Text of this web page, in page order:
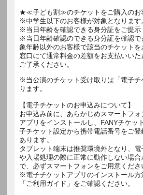
★≪子ども割≫のチケットをご購入のお
※中学生以下のお客様が対象となります
※当日年齢を確認できる身分証をご提示
※当日年齢確認のできる身分証を確認で
象年齢以外のお客様で該当のチケット
窓口にて通常料金の差額をお支払いい
ご了承ください。
※当公演のチケット受け取りは「電子チ
ります。
【電子チケットのお申込みについて】
お申込み前に、あらかじめスマートフォ
アプリをインストールし、FANYチケッ
子チケット設定から携帯電話番号をご
あります。
タブレット端末は推奨環境外となり、
や入場処理の際に正常に動作しない場
で、必ずスマートフォンをご用意くださ
※電子チケットアプリのインストール方
「ご利用ガイド」をご確認ください。